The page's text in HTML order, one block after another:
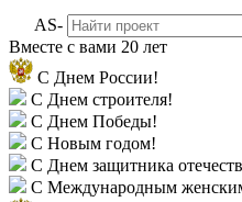
AS-
Вместе с вами 20 лет
С Днем России!
С Днем строителя!
С Днем Победы!
С Новым годом!
С Днем защитника
С Международным